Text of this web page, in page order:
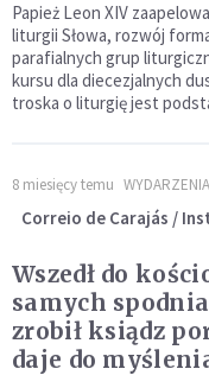
Papież Leon XIV
liturgii Słowa, rozwój
parafialnych grup
kursu dla diecezjalnych
troska o liturgię jest
8 miesięcy temu WYDARZENIA
Correio de Carajás /
Wszedł do
samych
zrobił ksiądz
daje do